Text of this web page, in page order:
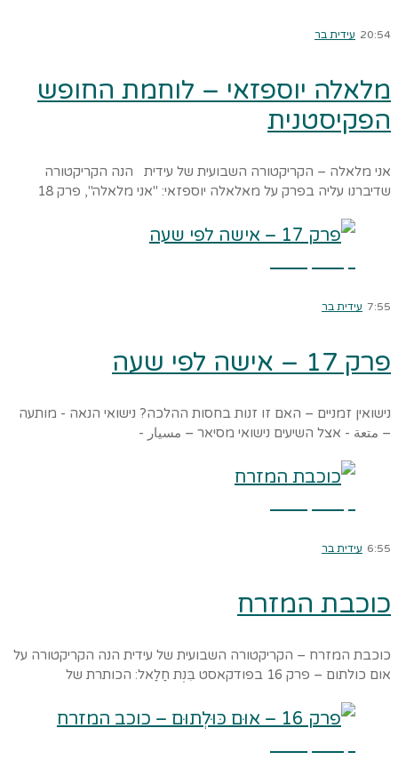
20:54 עידית בר
מלאלה יוספזאי – לוחמת החופש
הפקיסטנית
אני מלאלה – הקריקטורה השבועית של עידית הנה הקריקטורה
שדיברנו עליה בפרק על מאלאלה יוספזאי: "אני מלאלה", פרק 18
7:55 עידית בר
פרק 17 – אישה לפי שעה
נישואין זמניים – האם זו זנות בחסות ההלכה? נישואי הנאה - מותעה
– متعة - אצל השיעים נישואי מסיאר – مسيار -
6:55 עידית בר
כוכבת המזרח
כוכבת המזרח – הקריקטורה השבועית של עידית הנה הקריקטורה על
אום כולתום – פרק 16 בפודקאסט בִּנְת חַלַאל: הכותרת של